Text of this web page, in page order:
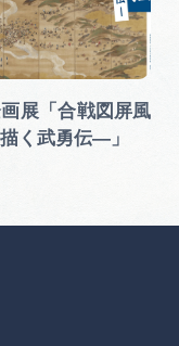
展「合戦図屏風
く武勇伝―」